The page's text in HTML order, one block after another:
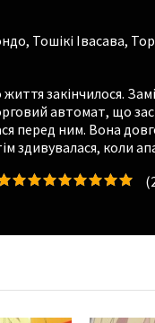
, Тошікі Івасава,
закінчилося.
автомат, що
перед ним. Вона
здивувалася, коли
(